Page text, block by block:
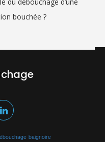
bouchée ?
baignoire